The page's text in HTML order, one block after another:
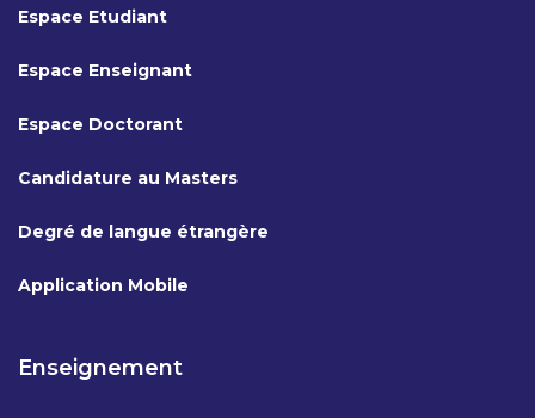
Espace Etudiant
Espace Enseignant
Espace Doctorant
Candidature au Masters
Degré de langue étrangère
Application Mobile
Enseignement